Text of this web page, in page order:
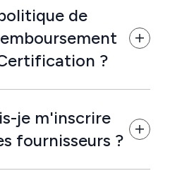
de
?
je m'inscrire
fournisseurs ?